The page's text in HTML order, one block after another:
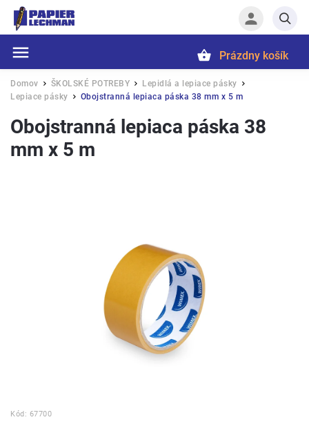
Hľadať
Prázdny košík
Domov / ŠKOLSKÉ POTREBY / Lepidlá a lepiace pásky /
Lepiace pásky / Obojstranná lepiaca páska 38 mm x 5 m
Obojstranná lepiaca páska 38
mm x 5 m
Kód: 67700